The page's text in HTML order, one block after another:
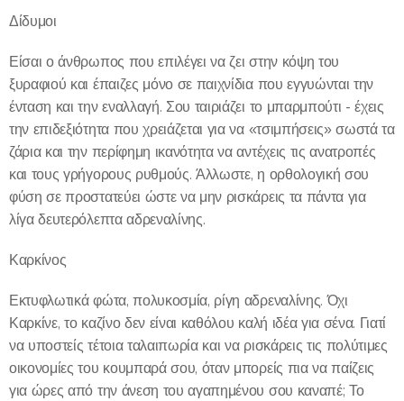
Δίδυμοι
Είσαι ο άνθρωπος που επιλέγει να ζει στην κόψη του
ξυραφιού και έπαιζες μόνο σε παιχνίδια που εγγυώνται την
ένταση και την εναλλαγή. Σου ταιριάζει το μπαρμπούτι - έχεις
την επιδεξιότητα που χρειάζεται για να «τσιμπήσεις» σωστά τα
ζάρια και την περίφημη ικανότητα να αντέχεις τις ανατροπές
και τους γρήγορους ρυθμούς. Άλλωστε, η ορθολογική σου
φύση σε προστατεύει ώστε να μην ρισκάρεις τα πάντα για
λίγα δευτερόλεπτα αδρεναλίνης.
Καρκίνος
Εκτυφλωτικά φώτα, πολυκοσμία, ρίγη αδρεναλίνης. Όχι
Καρκίνε, το καζίνο δεν είναι καθόλου καλή ιδέα για σένα. Γιατί
να υποστείς τέτοια ταλαιπωρία και να ρισκάρεις τις πολύτιμες
οικονομίες του κουμπαρά σου, όταν μπορείς πια να παίζεις
για ώρες από την άνεση του αγαπημένου σου καναπέ; Το